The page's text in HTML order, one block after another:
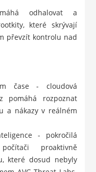
odhalovat a
které skrývají
převzít kontrolu nad
čase - cloudová
pomáhá rozpoznat
a nákazy v reálném
- pokročilá
proaktivně
které dosud nebyly